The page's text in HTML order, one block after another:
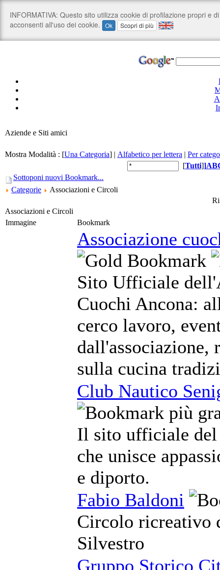
Aziende e Siti amici
Mostra Modalità : [Una Categoria] | Alfabetico per lettera | Per
[Tutti]]AB
Sottoponi nuovi Bookmark...
Categorie
Associazioni e Circoli
Associazioni e Circoli
Immagine
Bookmark
Associazione
Sito Ufficiale
Cuochi Ancona:
cerco lavoro,
dall'associazione,
sulla cucina
Club Nautico
Il sito ufficiale
che unisce
e diporto.
Fabio Baldoni
Circolo ricreativo
Silvestro
Gruppo Storico